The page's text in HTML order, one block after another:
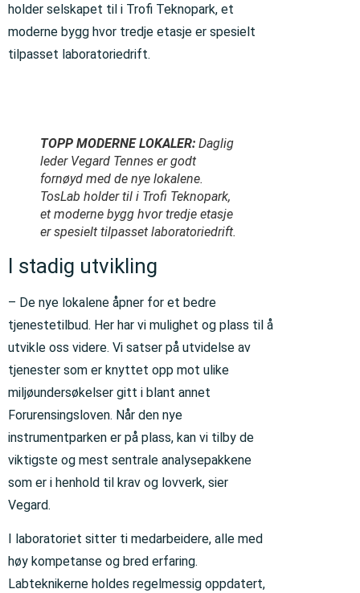
holder selskapet til i Trofi Teknopark, et
moderne bygg hvor tredje etasje er spesielt
tilpasset laboratoriedrift.
TOPP MODERNE LOKALER: Daglig
leder Vegard Tennes er godt
fornøyd med de nye lokalene.
TosLab holder til i Trofi Teknopark,
et moderne bygg hvor tredje etasje
er spesielt tilpasset laboratoriedrift.
I stadig utvikling
– De nye lokalene åpner for et bedre
tjenestetilbud. Her har vi mulighet og plass til å
utvikle oss videre. Vi satser på utvidelse av
tjenester som er knyttet opp mot ulike
miljøundersøkelser gitt i blant annet
Forurensingsloven. Når den nye
instrumentparken er på plass, kan vi tilby de
viktigste og mest sentrale analysepakkene
som er i henhold til krav og lovverk, sier
Vegard.
I laboratoriet sitter ti medarbeidere, alle med
høy kompetanse og bred erfaring.
Labteknikerne holdes regelmessig oppdatert,